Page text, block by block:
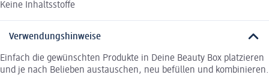
Keine Inhaltsstoffe
Verwendungshinweise
Einfach die gewünschten Produkte in Deine Beauty Box platzieren
und je nach Belieben austauschen, neu befüllen und kombinieren.